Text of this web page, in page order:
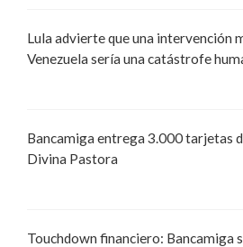
Lula advierte que una intervención
Venezuela sería una catástrofe
Bancamiga entrega 3.000 tarjetas
Divina Pastora
Touchdown financiero: Bancamiga